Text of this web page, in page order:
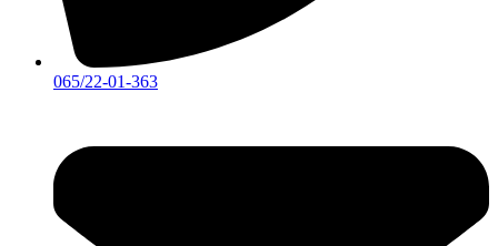
065/22-01-363